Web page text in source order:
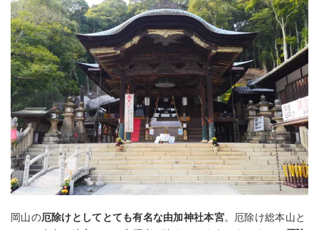
岡山の厄除けとしてとても有名な由加神社本宮。厄除け総本山と